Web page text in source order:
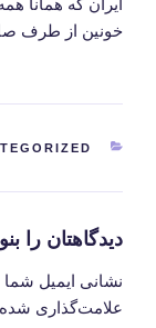
ایران که همانا
خونین از طرف
دسته‌ها
دیدگاهتان را
نشانی ایمیل
علامت‌گذاری